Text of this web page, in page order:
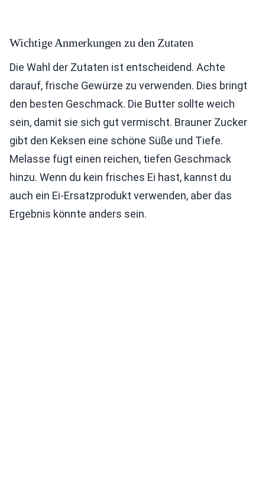
Wichtige Anmerkungen zu den Zutaten
Die Wahl der Zutaten ist entscheidend. Achte
darauf, frische Gewürze zu verwenden. Dies bringt
den besten Geschmack. Die Butter sollte weich
sein, damit sie sich gut vermischt. Brauner Zucker
gibt den Keksen eine schöne Süße und Tiefe.
Melasse fügt einen reichen, tiefen Geschmack
hinzu. Wenn du kein frisches Ei hast, kannst du
auch ein Ei-Ersatzprodukt verwenden, aber das
Ergebnis könnte anders sein.